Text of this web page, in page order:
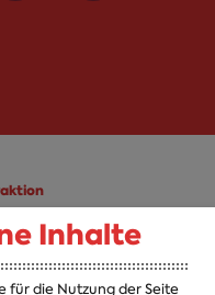
Inhalte
für die Nutzung der Seite